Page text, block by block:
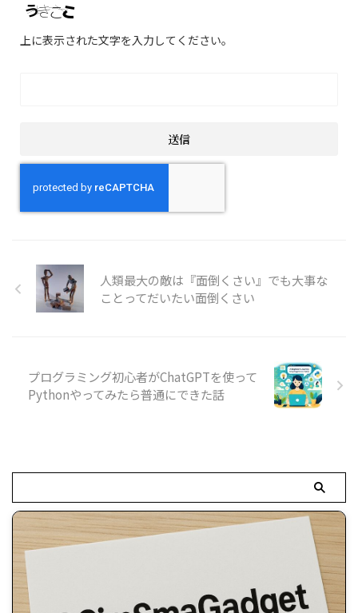
上に表示された文字を入力してください。
人類最大の敵は『面倒くさい』でも大事な
ことってだいたい面倒くさい
プログラミング初心者がChatGPTを使って
Pythonやってみたら普通にできた話